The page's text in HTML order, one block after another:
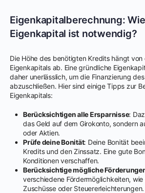
Eigenkapitalberechnung:
Eigenkapital ist notwendig?
Die Höhe des benötigten Kredits hängt von
Eigenkapitals ab. Eine gründliche
daher unerlässlich, um die Finanzierung
abzuschließen. Hier sind einige Tipps zur
Eigenkapitals:
Berücksichtigen alle Ersparnisse:
das Geld auf dem Girokonto, sondern
oder Aktien.
Prüfe deine Bonität: Deine Bonität
Kredits und den Zinssatz. Eine gute
Konditionen verschaffen.
Berücksichtige mögliche
verschiedene Fördermöglichkeiten,
Zuschüsse oder Steuererleichterungen.